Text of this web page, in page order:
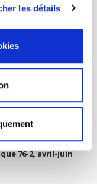
les détails
76-2, avril-juin